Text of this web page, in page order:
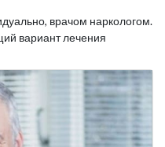
врачом наркологом.
вариант лечения